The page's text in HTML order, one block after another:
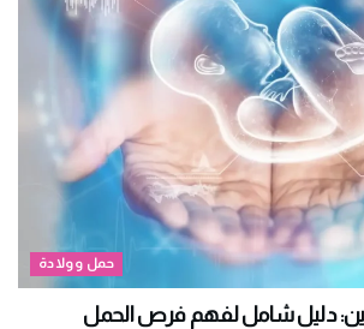
حمل وولادة
دليل شامل لفهم فرص الحمل